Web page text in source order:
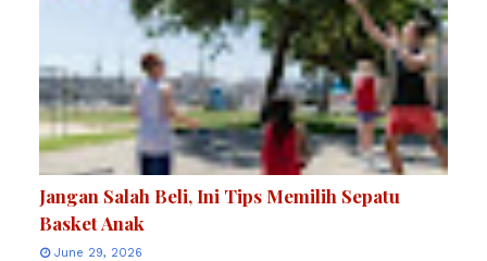
Jangan Salah Beli, Ini Tips Memilih Sepatu
Basket Anak
June 29, 2026